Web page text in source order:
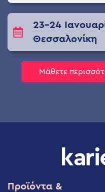
23-24
Θεσσαλονίκη
Μάθετε
Προϊόντα &